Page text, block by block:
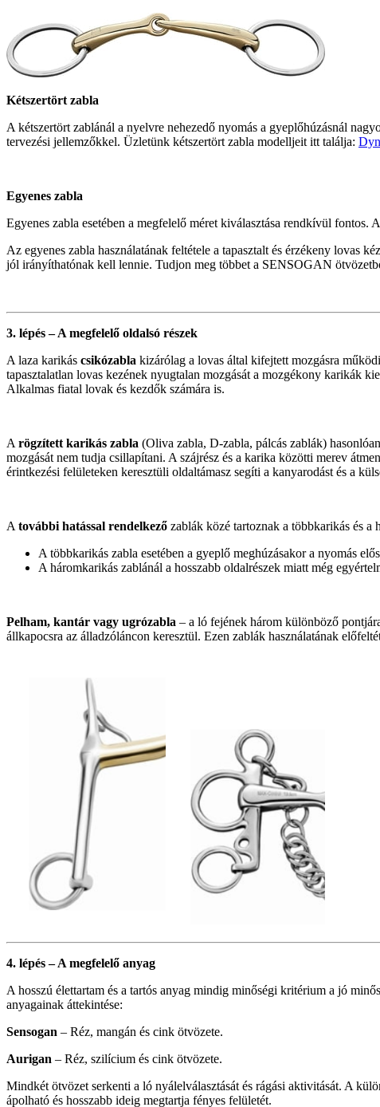
Kétszertört zabla
A kétszertört zablánál a nyelvre nehezedő nyomás a gyeplőhúzásnál
tervezési jellemzőkkel. Üzletünk kétszertört zabla modelljeit itt találja:
Egyenes zabla
Egyenes zabla esetében a megfelelő méret kiválasztása rendkívül
Az egyenes zabla használatának feltétele a tapasztalt és érzékeny lovas
jól irányíthatónak kell lennie. Tudjon meg többet a SENSOGAN
3. lépés – A megfelelő oldalsó részek
A laza karikás csikózabla kizárólag a lovas által kifejtett mozgásra
tapasztalatlan lovas kezének nyugtalan mozgását a mozgékony karikák
Alkalmas fiatal lovak és kezdők számára is.
A rögzített karikás zabla (Oliva zabla, D-zabla, pálcás zablák)
mozgását nem tudja csillapítani. A szájrész és a karika közötti merev
érintkezési felületeken keresztüli oldaltámasz segíti a kanyarodást és a
A további hatással rendelkező zablák közé tartoznak a többkarikás és a
A többkarikás zabla esetében a gyeplő meghúzásakor a nyomás
A háromkarikás zablánál a hosszabb oldalrészek miatt még
Pelham, kantár vagy ugrózabla – a ló fejének három különböző
állkapocsra az álladzóláncon keresztül. Ezen zablák használatának
4. lépés – A megfelelő anyag
A hosszú élettartam és a tartós anyag mindig minőségi kritérium a jó
anyagainak áttekintése:
Sensogan – Réz, mangán és cink ötvözete.
Aurigan – Réz, szilícium és cink ötvözete.
Mindkét ötvözet serkenti a ló nyálelválasztását és rágási aktivitását. A
ápolható és hosszabb ideig megtartja fényes felületét.